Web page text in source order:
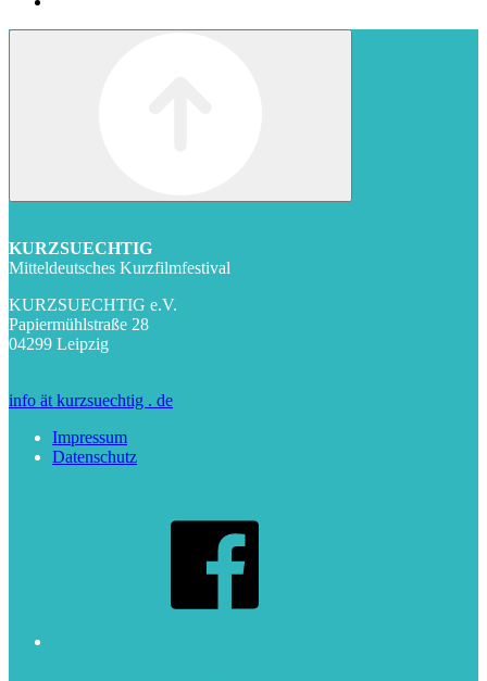
KURZSUECHTIG
Mitteldeutsches Kurzfilmfestival
KURZSUECHTIG e.V.
Papiermühlstraße 28
04299 Leipzig
info ät kurzsuechtig . de
Impressum
Datenschutz